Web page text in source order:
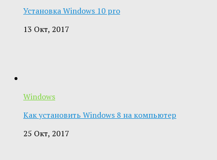
Установка Windows 10 pro
13 Окт, 2017
Windows
Как установить Windows 8 на компьютер
25 Окт, 2017